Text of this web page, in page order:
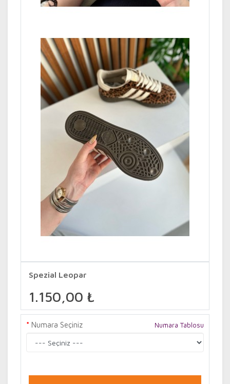
Spezial Leopar
1.150,00 ₺
Numara Seçiniz Numara Tablosu